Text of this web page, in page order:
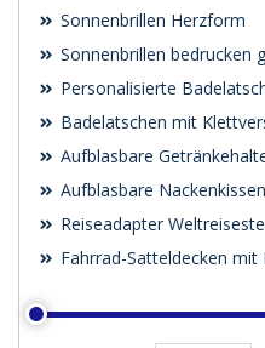
Sonnenbrillen Herzform
Sonnenbrillen bedrucken
Personalisierte
Badelatschen mit
Aufblasbare
Aufblasbare
Reiseadapter
Fahrrad-Satteldecken mit